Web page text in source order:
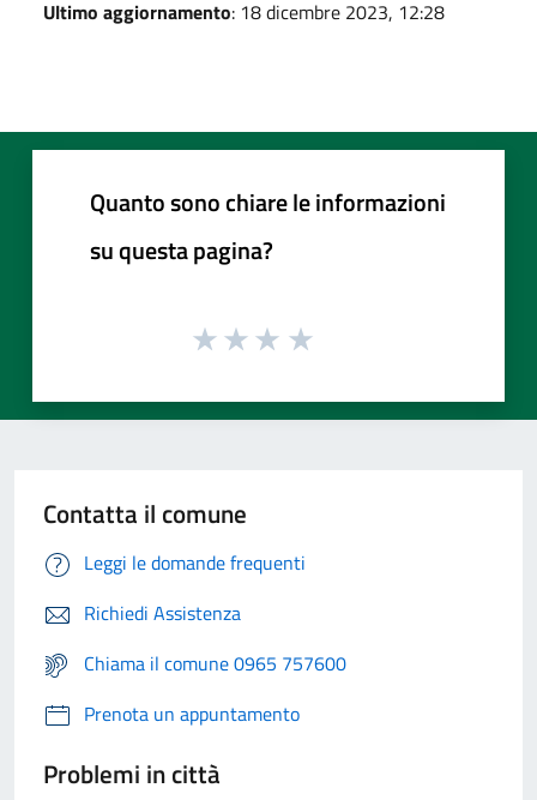
Ultimo aggiornamento: 18 dicembre 2023, 12:28
Quanto sono chiare le informazioni
su questa pagina?
Contatta il comune
Leggi le domande frequenti
Richiedi Assistenza
Chiama il comune 0965 757600
Prenota un appuntamento
Problemi in città